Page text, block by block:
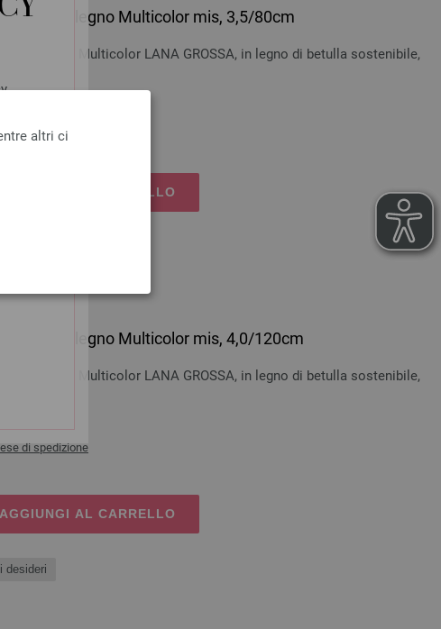
altri ci
design-legno Multicolor mis, 3,5/80cm
legno Multicolor LANA GROSSA, in legno di betulla sostenibile,
AGGIUNGI AL CARRELLO
design-legno Multicolor mis, 4,0/120cm
legno Multicolor LANA GROSSA, in legno di betulla sostenibile,
di spedizione
AGGIUNGI AL CARRELLO
desideri